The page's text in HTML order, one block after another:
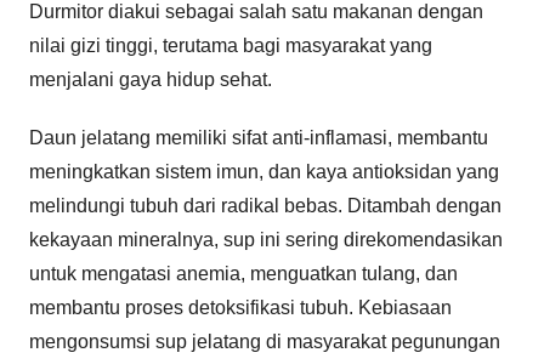
Durmitor diakui sebagai salah satu makanan dengan
nilai gizi tinggi, terutama bagi masyarakat yang
menjalani gaya hidup sehat.
Daun jelatang memiliki sifat anti-inflamasi, membantu
meningkatkan sistem imun, dan kaya antioksidan yang
melindungi tubuh dari radikal bebas. Ditambah dengan
kekayaan mineralnya, sup ini sering direkomendasikan
untuk mengatasi anemia, menguatkan tulang, dan
membantu proses detoksifikasi tubuh. Kebiasaan
mengonsumsi sup jelatang di masyarakat pegunungan